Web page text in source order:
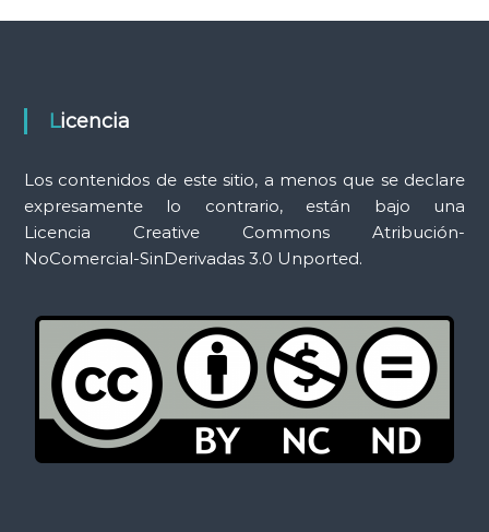
n
Licencia
Los contenidos de este sitio, a menos que se declare
expresamente lo contrario, están bajo una
Licencia Creative Commons Atribución-
NoComercial-SinDerivadas 3.0 Unported.